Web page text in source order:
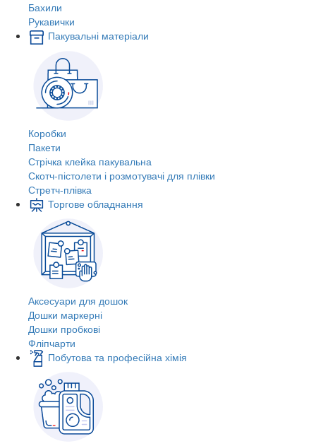
Бахили
Рукавички
Пакувальні матеріали
Коробки
Пакети
Стрічка клейка пакувальна
Скотч-пістолети і розмотувачі для плівки
Стретч-плівка
Торгове обладнання
Аксесуари для дошок
Дошки маркерні
Дошки пробкові
Фліпчарти
Побутова та професійна хімія